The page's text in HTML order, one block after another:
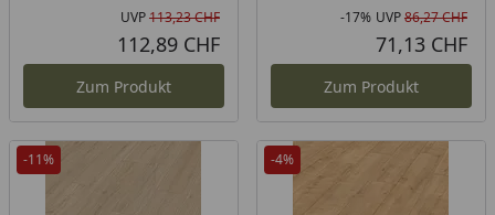
Ursprünglicher Preis
UVP113,23 CHF
112,89 CHF
Zum Produkt
-17% UVP86,27 CHF
71,13 CHF
Zum Produkt
-11% -4%